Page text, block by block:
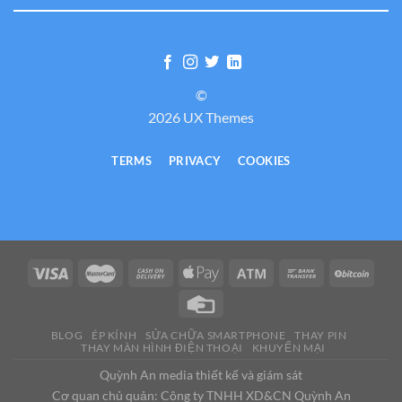
©
2026 UX Themes
TERMS PRIVACY COOKIES
BLOG ÉP KÍNH SỬA CHỮA SMARTPHONE
THAY PIN
THAY MÀN HÌNH ĐIỆN THOẠI
KHUYẾN MẠI
Quỳnh An media thiết kế và giám sát
Cơ quan chủ quản: Công ty TNHH XD&CN Quỳnh An